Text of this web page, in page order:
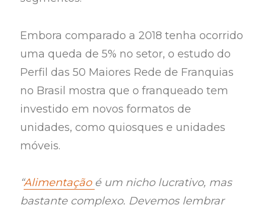
Embora comparado a 2018 tenha ocorrido
uma queda de 5% no setor, o estudo do
Perfil das 50 Maiores Rede de Franquias
no Brasil mostra que o franqueado tem
investido em novos formatos de
unidades, como quiosques e unidades
móveis.
“Alimentação é um nicho lucrativo, mas
bastante complexo. Devemos lembrar